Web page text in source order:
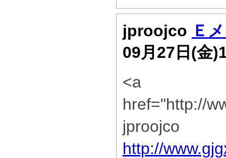
jproojco Ｅ
09月27日(金
<a
href="http://
jproojco
http://